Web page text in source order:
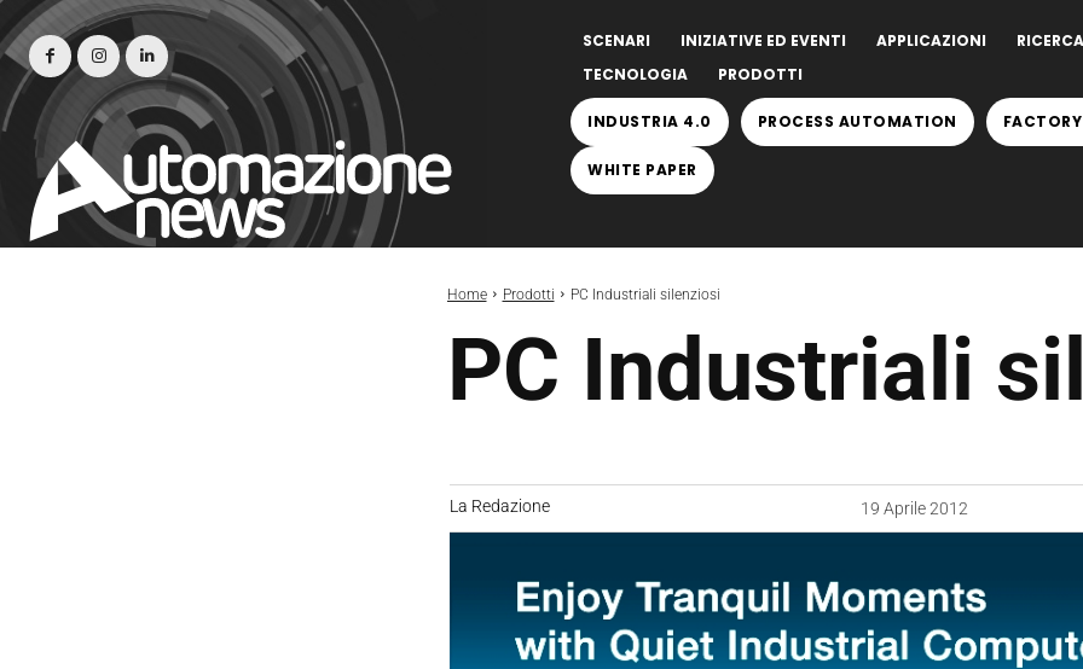
SCENARI INIZIATIVE ED EVENTI APPLICAZIONI
TECNOLOGIA
PRODOTTI
INDUSTRIA 4.0 PROCESS AUTOMATION
WHITE PAPER
Home Prodotti PC Industriali silenziosi
PC Industriali
La Redazione 19 Aprile 2012